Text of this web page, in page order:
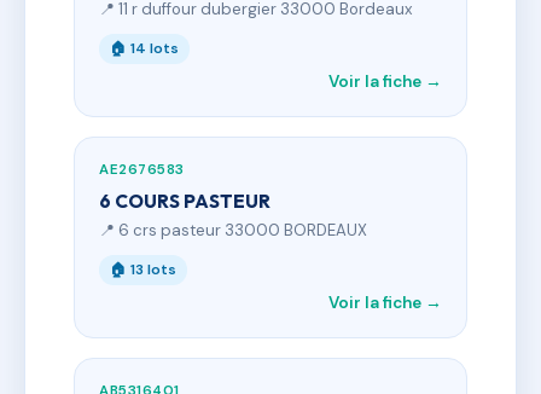
📍 11 r duffour dubergier 33000 Bordeaux
🏠 14 lots
Voir la fiche →
AE2676583
6 COURS PASTEUR
📍 6 crs pasteur 33000 BORDEAUX
🏠 13 lots
Voir la fiche →